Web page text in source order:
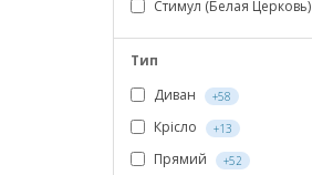
Стимул (Белая Церковь)
Тип
Диван
+58
Крісло +13
Прямий +52